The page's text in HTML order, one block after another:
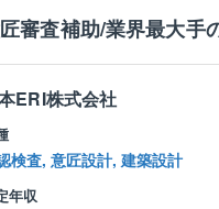
審査補助/業界最大手
ERI株式会社
検査, 意匠設計, 建築設計
年収